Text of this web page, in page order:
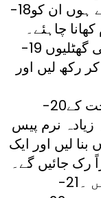
-18جن لوگوں کو رات میں برے خواب آتے ہوں ان کو
چاہئے۔
-19 بیٹے ہوئے گلے اور آواز کیلئے جامن کی گھٹلیوں
رکھ لیں اور
-20کیسے بھی دستوں میں جامن کے درخت کے
نرم پیس
لیں اور ایک
رک جائیں گے۔
۔